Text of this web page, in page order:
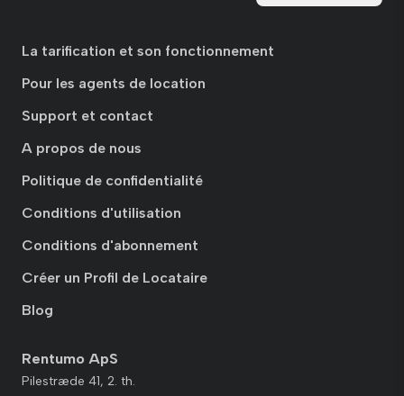
La tarification et son fonctionnement
Pour les agents de location
Support et contact
A propos de nous
Politique de confidentialité
Conditions d'utilisation
Conditions d'abonnement
Créer un Profil de Locataire
Blog
Rentumo ApS
Pilestræde 41, 2. th.